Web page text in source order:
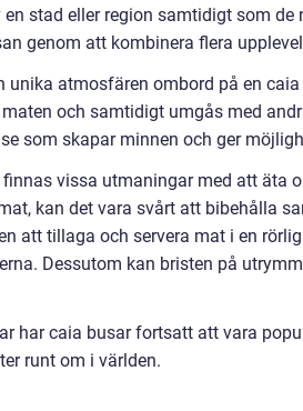
stad eller region samtidigt som
genom att kombinera flera
unika atmosfären ombord på en
och samtidigt umgås med
som skapar minnen och ger
vissa utmaningar med att äta
kan det vara svårt att bibehålla
att tillaga och servera mat i en
Dessutom kan bristen på
har caia busar fortsatt att vara
runt om i världen.